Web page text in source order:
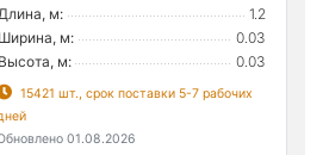
м:
1.2
м:
0.03
м:
0.03
15421 шт., срок поставки 5-7 рабочих
01.08.2026